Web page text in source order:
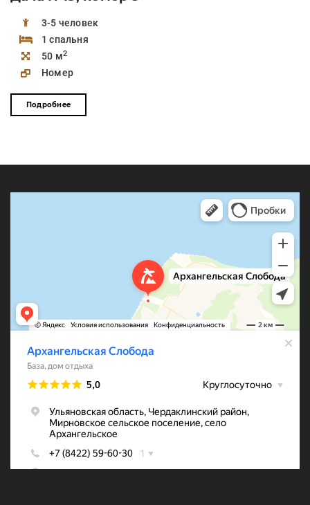
3-5 человек
1 спальня
50 м2
Номер
Подробнее